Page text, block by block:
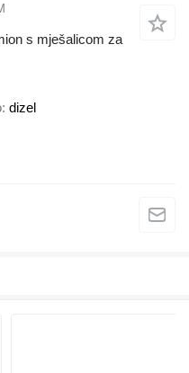
s mješalicom za
dizel